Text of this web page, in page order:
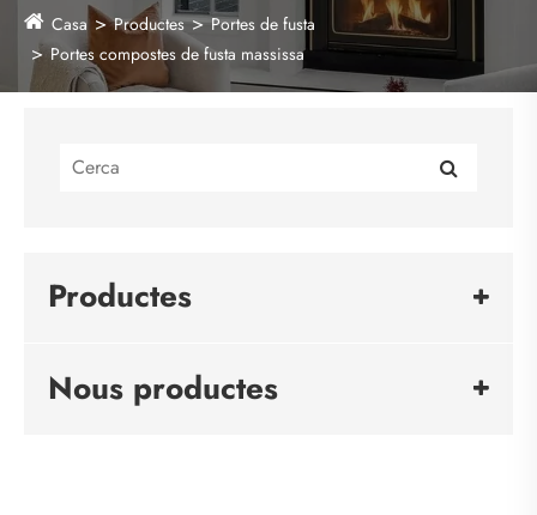
Casa Productes
Portes de fusta
Portes compostes de fusta massissa
Productes
Nous productes